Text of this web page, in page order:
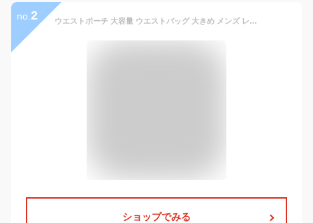
no. 2 ウエストポーチ 大容量 ウエストバッグ 大きめ メンズ レディース スポーツ 旅行 アウトドア サバイバル 迷彩 無地 ボトルポケット付き
ショップでみる